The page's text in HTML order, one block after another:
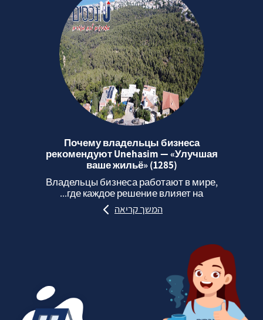
Почему владельцы бизнеса
рекомендуют Unehasim — «Улучшая
ваше жильё» (1285)
Владельцы бизнеса работают в мире,
где каждое решение влияет на...
המשך קריאה